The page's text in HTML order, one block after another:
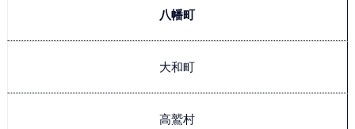
八幡町
大和町
高鷲村